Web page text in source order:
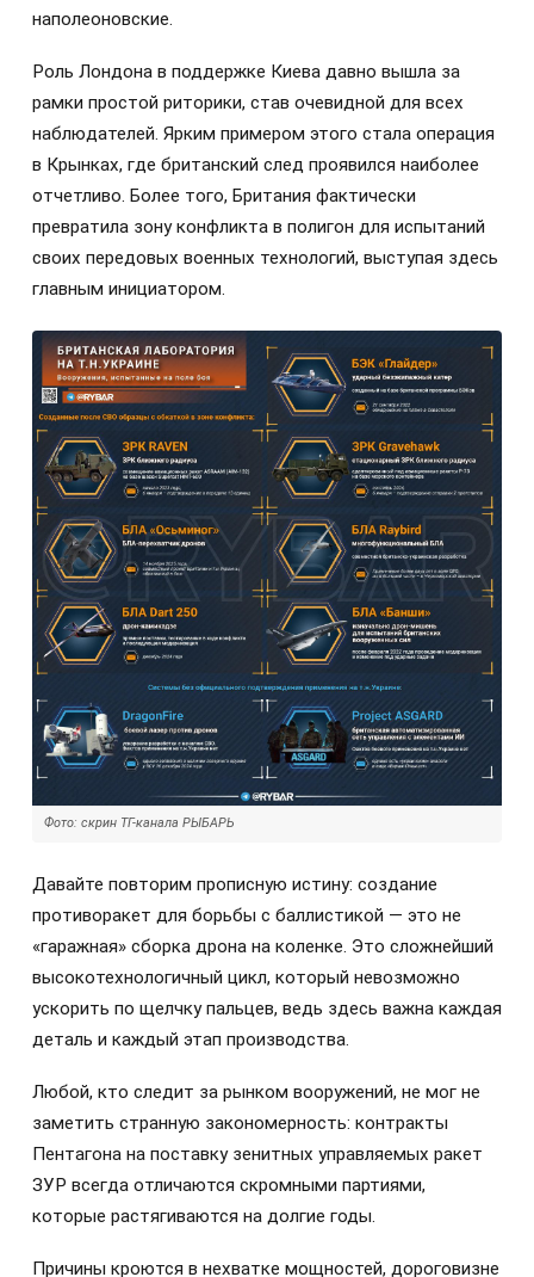
наполеоновские.
Роль Лондона в поддержке Киева давно вышла за
рамки простой риторики, став очевидной для всех
наблюдателей. Ярким примером этого стала операция
в Крынках, где британский след проявился наиболее
отчетливо. Более того, Британия фактически
превратила зону конфликта в полигон для испытаний
своих передовых военных технологий, выступая здесь
главным инициатором.
Фото: скрин ТГ-канала РЫБАРЬ
Давайте повторим прописную истину: создание
противоракет для борьбы с баллистикой — это не
«гаражная» сборка дрона на коленке. Это сложнейший
высокотехнологичный цикл, который невозможно
ускорить по щелчку пальцев, ведь здесь важна каждая
деталь и каждый этап производства.
Любой, кто следит за рынком вооружений, не мог не
заметить странную закономерность: контракты
Пентагона на поставку зенитных управляемых ракет
ЗУР всегда отличаются скромными партиями,
которые растягиваются на долгие годы.
Причины кроются в нехватке мощностей, дороговизне